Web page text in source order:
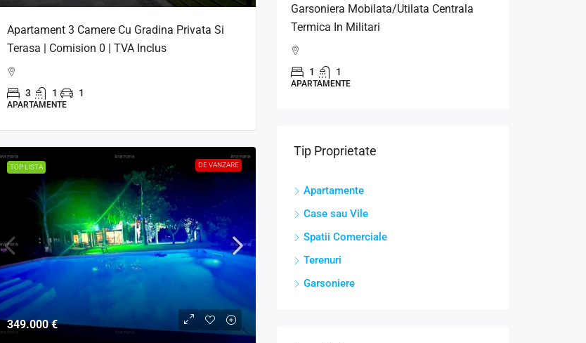
Apartament 3 Camere Cu Gradina Privata Si
Terasa | Comision 0 | TVA Inclus
3 1 1
APARTAMENTE
TOP LISTA DE VANZARE
349.000 €
Vilă Modernă Cu Piscină, Eficiență
Energetică Ridicată, Teren 631 Mp –
Berceni
4
CASE SAU VILE
Garsoniera Mobilata/Utilata Centrala
Termica In Militari
1 1
APARTAMENTE
Tip Proprietate
Apartamente
Case sau Vile
Spatii Comerciale
Terenuri
Garsoniere